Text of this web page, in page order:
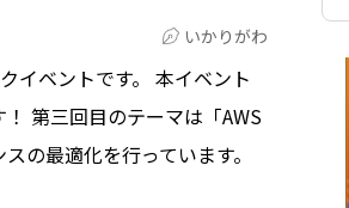
いかりがわ
イベントです。 本イベント
第三回目のテーマは「AWS
の最適化を行っています。